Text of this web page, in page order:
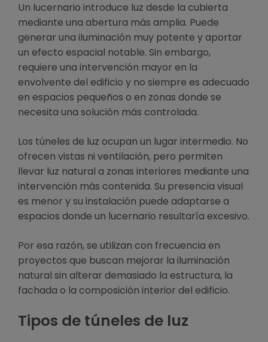
Un lucernario introduce luz desde la cubierta
mediante una abertura más amplia. Puede
generar una iluminación muy potente y aportar
un efecto espacial notable. Sin embargo,
requiere una intervención mayor en la
envolvente del edificio y no siempre es adecuado
en espacios pequeños o en zonas donde se
necesita una solución más controlada.
Los túneles de luz ocupan un lugar intermedio. No
ofrecen vistas ni ventilación, pero permiten
llevar luz natural a zonas interiores mediante una
intervención más contenida. Su presencia visual
es menor y su instalación puede adaptarse a
espacios donde un lucernario resultaría excesivo.
Por esa razón, se utilizan con frecuencia en
proyectos que buscan mejorar la iluminación
natural sin alterar demasiado la estructura, la
fachada o la composición interior del edificio.
Tipos de túneles de luz